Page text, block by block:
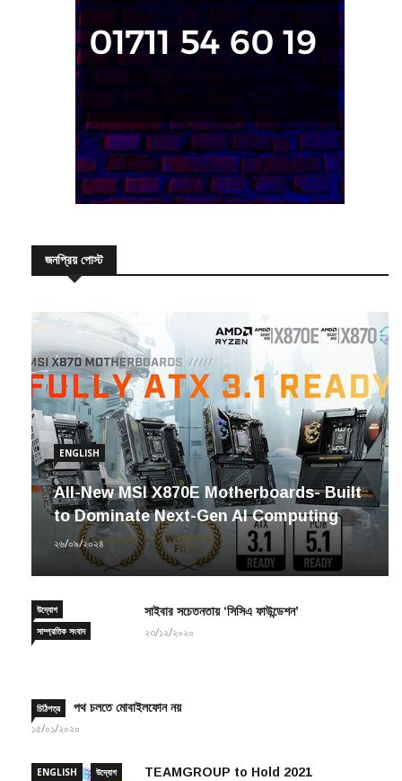
জনপ্রিয় পোস্ট
ENGLISH
All-New MSI X870E Motherboards- Built
to Dominate Next-Gen AI Computing
২৬/০৯/২০২৪
উদ্যোগ
সাম্প্রতিক সংবাদ
সাইবার সচেতনতায় ‘সিসিএ ফাউন্ডেশন’
২৩/১২/২০২০
চিঠিপত্র পথ চলতে মোবাইলফোন নয়
১৫/০১/২০২০
ENGLISH
উদ্যোগ
TEAMGROUP to Hold 2021